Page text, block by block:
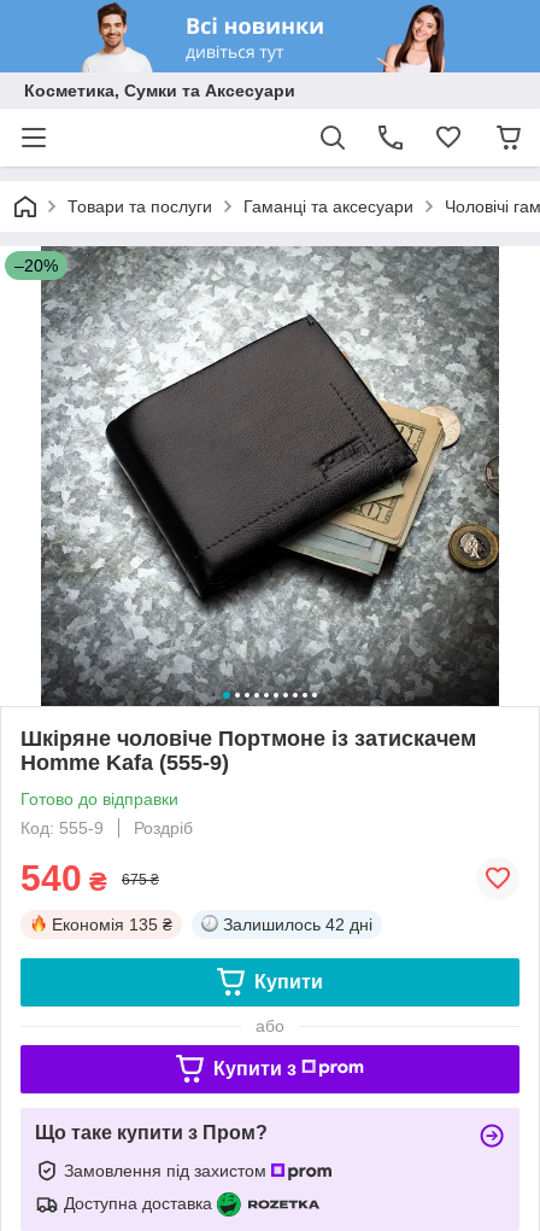
Косметика, Сумки та Аксесуари
Товари та послуги Гаманці та аксесуари Чоловічі
–20%
Шкіряне чоловіче Портмоне із затискачем
Homme Kafa (555-9)
Готово до відправки
Код: 555-9
Роздріб
540 ₴ 675 ₴
Економія 135 ₴ Залишилось 42 дні
Купити
або
Купити з
Що таке купити з Пром?
Замовлення під захистом
Доступна доставка